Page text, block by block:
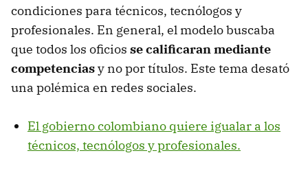
condiciones para técnicos, tecnólogos y
profesionales. En general, el modelo buscaba
que todos los oficios se calificaran mediante
competenciasy no por títulos. Este tema desató
una polémica en redes sociales.
El gobierno colombiano quiere igualar a los
técnicos, tecnólogos y profesionales.